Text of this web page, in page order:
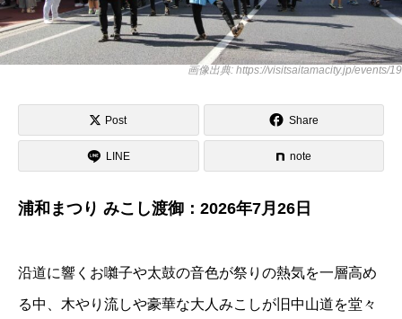
画像出典: https://visitsaitamacity.jp/events/19
Post Share
LINE note
浦和まつり みこし渡御：2026年7月26日
沿道に響くお囃子や太鼓の音色が祭りの熱気を一層高め
る中、木やり流しや豪華な大人みこしが旧中山道を堂々